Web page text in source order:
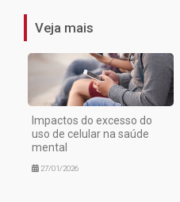
Veja mais
Impactos do excesso do
uso de celular na saúde
mental
27/01/2026